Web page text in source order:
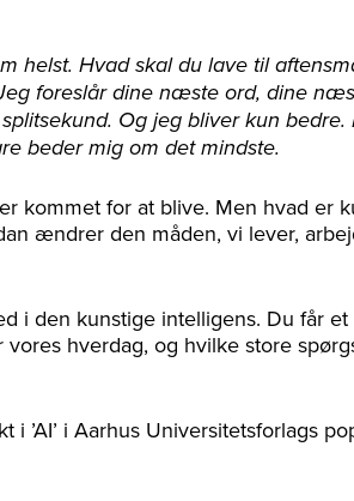
helst. Hvad skal du lave til
foreslår dine næste ord, dine
Og jeg bliver kun bedre.
beder mig om det mindste.
kommet for at blive. Men hvad er
ændrer den måden, vi lever,
i den kunstige intelligens. Du får et
hverdag, og hvilke store
i ’AI’ i Aarhus Universitetsforlags